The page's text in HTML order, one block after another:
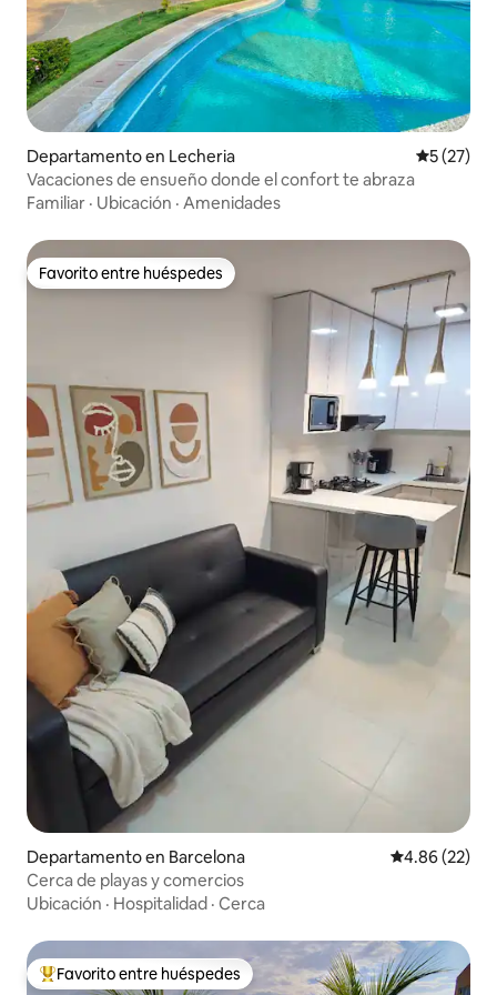
Departamento en Lecheria
5 (27)
Vacaciones de ensueño donde el confort te abraza
Familiar · Ubicación · Amenidades
Favorito entre huéspedes
Favorito entre huéspedes
Departamento en Barcelona Calificación
4.86 (22)
Cerca de playas y comercios
Ubicación · Hospitalidad · Cerca
De los mejores en Favorito entre huéspedes
Favorito entre huéspedes